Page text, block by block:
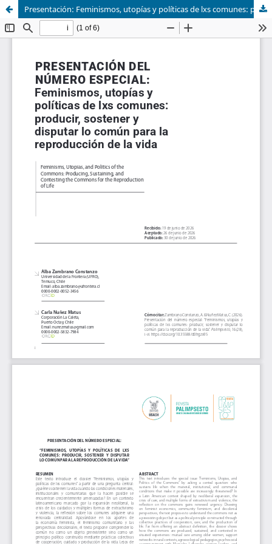
Presentación: Feminismos, utopías y políticas de lxs comunes: producir, sostener y disputar lo común para la reproducción de la vida